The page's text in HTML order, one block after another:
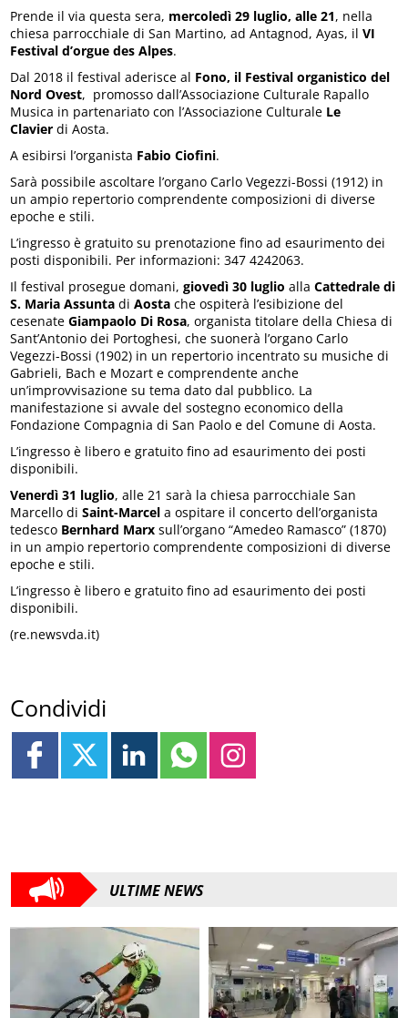
Prende il via questa sera, mercoledì 29 luglio, alle 21, nella
chiesa parrocchiale di San Martino, ad Antagnod, Ayas, il VI
Festival d’orgue des Alpes.
Dal 2018 il festival aderisce al Fono, il Festival organistico del
Nord Ovest, promosso dall’Associazione Culturale Rapallo
Musica in partenariato con l’Associazione Culturale Le
Clavier di Aosta.
A esibirsi l’organista Fabio Ciofini.
Sarà possibile ascoltare l’organo Carlo Vegezzi-Bossi (1912) in
un ampio repertorio comprendente composizioni di diverse
epoche e stili.
L’ingresso è gratuito su prenotazione fino ad esaurimento dei
posti disponibili. Per informazioni: 347 4242063.
Il festival prosegue domani,giovedì 30 luglio allaCattedrale di
S. Maria Assunta diAosta che ospiterà l’esibizione del
cesenateGiampaolo Di Rosa, organista titolare della Chiesa di
Sant’Antonio dei Portoghesi, che suonerà l’organo Carlo
Vegezzi-Bossi (1902) in un repertorio incentrato su musiche di
Gabrieli, Bach e Mozart e comprendente anche
un’improvvisazione su tema dato dal pubblico. La
manifestazione si avvale del sostegno economico della
Fondazione Compagnia di San Paolo e del Comune di Aosta.
L’ingresso è libero e gratuito fino ad esaurimento dei posti
disponibili.
Venerdì 31 luglio, alle 21 sarà la chiesa parrocchiale San
Marcello di Saint-Marcel a ospitare il concerto dell’organista
tedesco Bernhard Marx sull’organo “Amedeo Ramasco” (1870)
in un ampio repertorio comprendente composizioni di diverse
epoche e stili.
L’ingresso è libero e gratuito fino ad esaurimento dei posti
disponibili.
(re.newsvda.it)
Condividi
ULTIME NEWS